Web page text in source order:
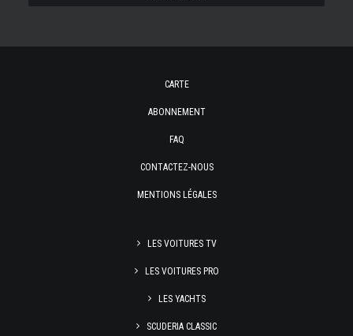
CARTE
ABONNEMENT
FAQ
CONTACTEZ-NOUS
MENTIONS LÉGALES
LES VOITURES TV
LES VOITURES PRO
LES YACHTS
SCUDERIA CLASSIC